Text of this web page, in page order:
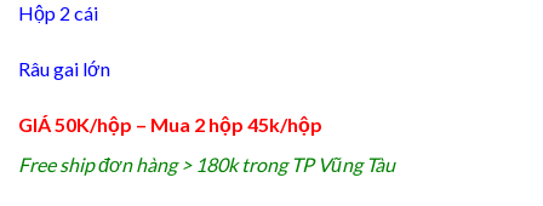
Hộp 2 cái
Râu gai lớn
GIÁ 50K/hộp – Mua 2 hộp 45k/hộp
Free ship đơn hàng > 180k trong TP Vũng Tàu